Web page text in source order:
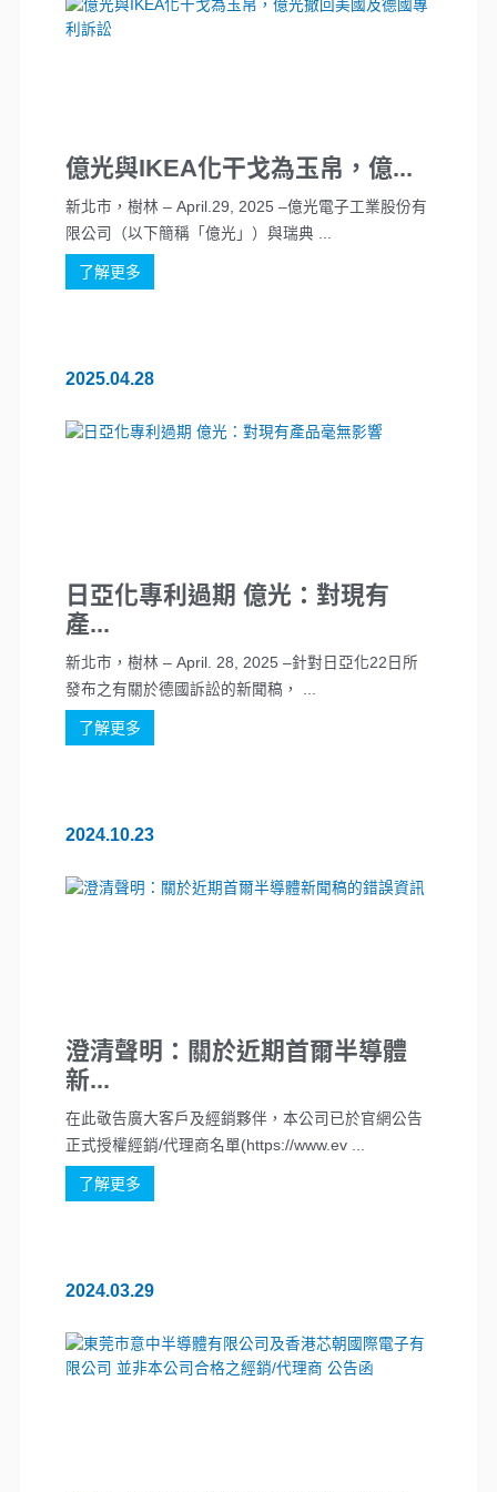
億光與IKEA化干戈為玉帛，億...
新北市，樹林 – April.29, 2025 –億光電子工業股份有
限公司（以下簡稱「億光」）與瑞典 ...
了解更多
2025.04.28
日亞化專利過期 億光：對現有
產...
新北市，樹林 – April. 28, 2025 –針對日亞化22日所
發布之有關於德國訴訟的新聞稿， ...
了解更多
2024.10.23
澄清聲明：關於近期首爾半導體
新...
在此敬告廣大客戶及經銷夥伴，本公司已於官網公告
正式授權經銷/代理商名單(https://www.ev ...
了解更多
2024.03.29